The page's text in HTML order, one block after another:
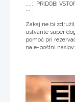
...::: PRIDOBI
:::...
Zakaj ne bi
ustvarite super
pomoč pri
na e-poštni naslov: